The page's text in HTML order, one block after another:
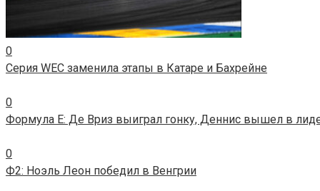
0
Серия WEC заменила этапы в Катаре и Бахрейне
0
Формула E: Де Вриз выиграл гонку, Деннис вышел в
0
Ф2: Ноэль Леон победил в Венгрии